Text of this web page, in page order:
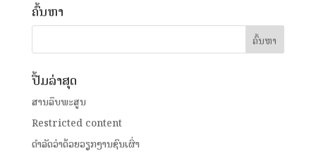
ຄົ້ນຫາ
ປື້ມລ່າສຸດ
ສານລຶບພະສູນ
Restricted content
ດໍາລັດວ່າດ້ວຍວຽກງານຊົນເຜົ່າ